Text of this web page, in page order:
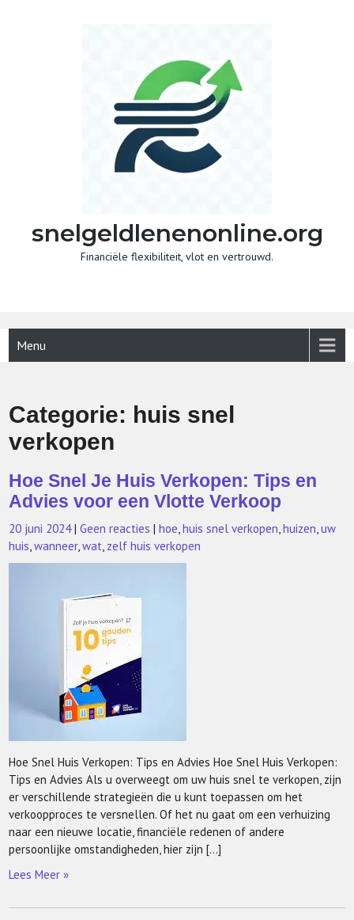
snelgeldlenenonline.org
Financiële flexibiliteit, vlot en vertrouwd.
Menu
Categorie: huis snel
verkopen
Hoe Snel Je Huis Verkopen: Tips en
Advies voor een Vlotte Verkoop
20 juni 2024 |Geen reacties |hoe,huis snel verkopen,huizen,uw
huis,wanneer,wat, zelf huis verkopen
Hoe Snel Huis Verkopen: Tips en Advies Hoe Snel Huis Verkopen:
Tips en Advies Als u overweegt om uw huis snel te verkopen, zijn
er verschillende strategieën die u kunt toepassen om het
verkoopproces te versnellen. Of het nu gaat om een verhuizing
naar een nieuwe locatie, financiële redenen of andere
persoonlijke omstandigheden, hier zijn […]
Lees Meer »